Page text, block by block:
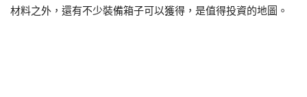
材料之外，還有不少裝備箱子可以獲得，是值得投資的地圖。